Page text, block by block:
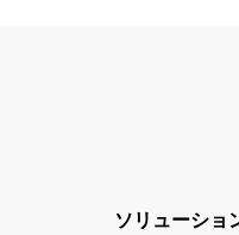
ソリューショ